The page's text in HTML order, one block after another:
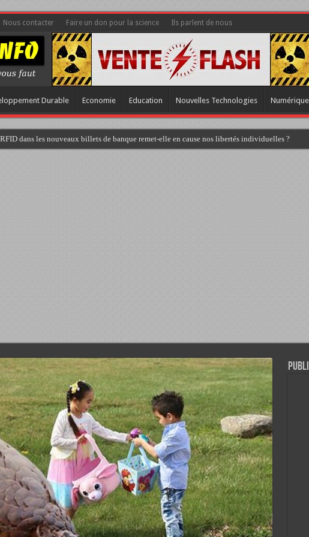
Nous contacter Faire un don pour la science Ils parlent de nous
Durable Economie Education Nouvelles Technologies Numérique
dans les nouveaux billets de banque remet-elle en cause nos libertés individuelles ?